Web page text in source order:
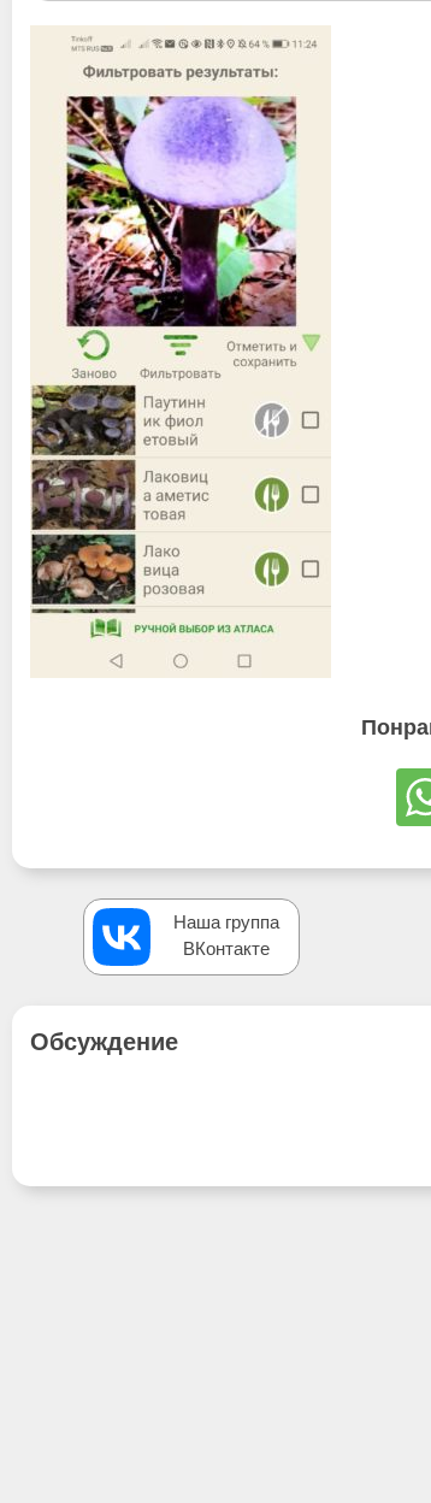
Наша группа
ВКонтакте
Обсуждение